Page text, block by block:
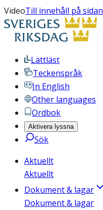
VideoTill innehåll på sidan
Lättläst
Teckenspråk
In English
Other languages
Ordbok
Aktivera lyssna
Sök
Aktuellt
Aktuellt
Dokument & lagar
Dokument & lagar